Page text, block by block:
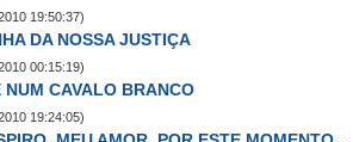
19:50:37)
DA NOSSA JUSTIÇA
00:15:19)
NUM CAVALO BRANCO
19:24:05)